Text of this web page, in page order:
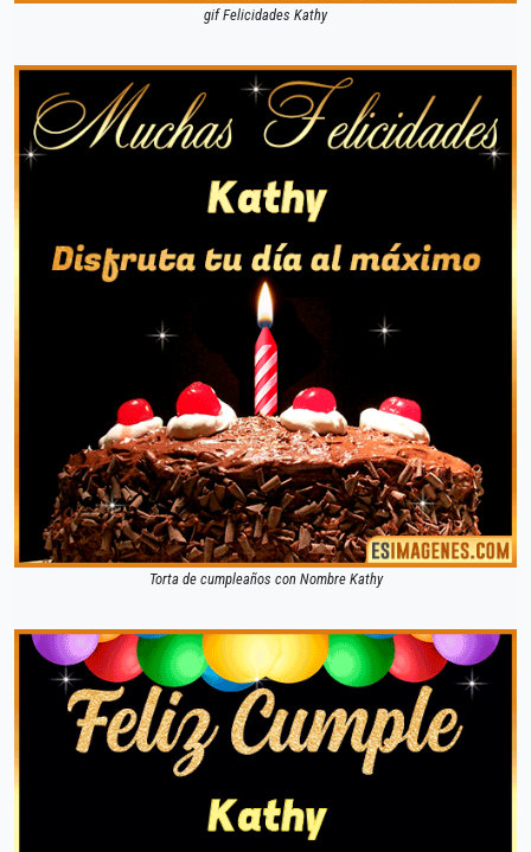
gif Felicidades Kathy
Torta de cumpleaños con Nombre Kathy